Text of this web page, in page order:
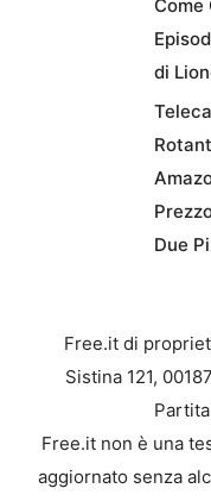
Come
di
Due
Free.it di
Sistina 121,
Free.it non è una
aggiornato senza